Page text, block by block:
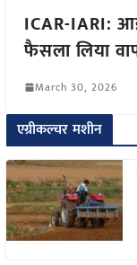
ICAR-IARI:
फैसला लिया
March 30, 2026
एग्रीकल्चर मशीन